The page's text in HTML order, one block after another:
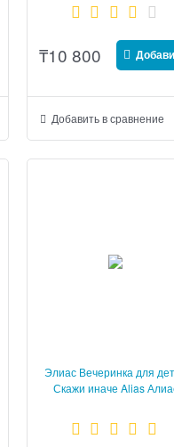
₸10 800
Добавить в сравнение
Элиас Вечеринка для
Скажи иначе Alias